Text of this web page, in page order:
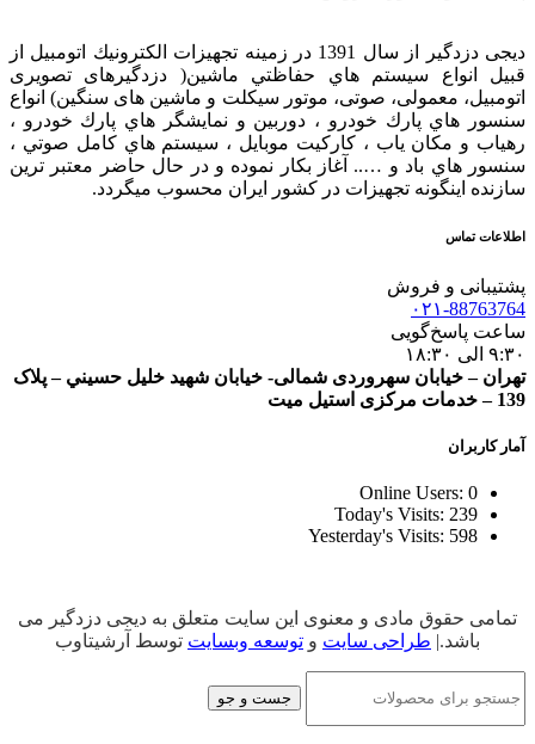
دیجی دزدگیر از سال 1391 در زمينه تجهيزات الكترونيك اتومبیل از
قبيل انواع سيستم هاي حفاظتي ماشین( دزدگيرهای تصویری
اتومبیل، معمولی، صوتی، موتور سیکلت و ماشین های سنگین) انواع
سنسور هاي پارك خودرو ، دوربين و نمايشگر هاي پارك خودرو ،
رهياب و مكان ياب ، كاركيت موبايل ، سيستم هاي كامل صوتي ،
سنسور هاي باد و ….. آغاز بكار نموده و در حال حاضر معتبر ترين
سازنده اينگونه تجهيزات در كشور ایران محسوب ميگردد.
اطلاعات تماس
پشتیبانی و فروش
۰۲۱-88763764
ساعت پاسخ‌گویی
۹:۳۰ الی ۱۸:۳۰
تهران – خيابان سهروردی شمالی- خيابان شهيد خليل حسيني – پلاک
139 – خدمات مرکزی استیل میت
آمار کاربران
Online Users: 0
Today's Visits: 239
Yesterday's Visits: 598
تمامی حقوق مادی و معنوی این سایت متعلق به دیجی دزدگیر می
باشد.| طراحی سایت و توسعه وبسایت توسط آرشیتاوب
جست و جو